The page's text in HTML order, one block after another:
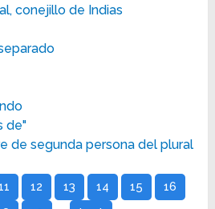
conejillo de Indias
de"
de segunda persona del plural
12 13 14 15
16